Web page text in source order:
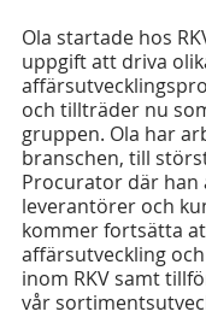
Ola startade hos
uppgift att driva
och tillträder nu
gruppen. Ola har
branschen, till
Procurator där han
leverantörer och
kommer fortsätta
affärsutveckling
inom RKV samt
vår